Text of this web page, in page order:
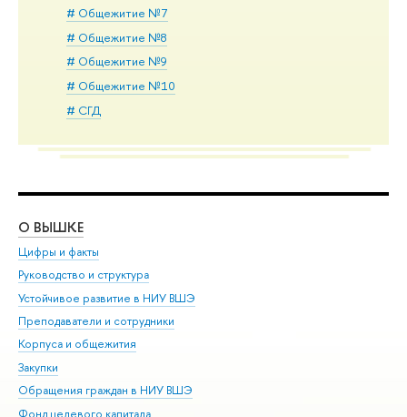
# Общежитие №7
# Общежитие №8
# Общежитие №9
# Общежитие №10
# СГД
О ВЫШКЕ
Цифры и факты
Руководство и структура
Устойчивое развитие в НИУ ВШЭ
Преподаватели и сотрудники
Корпуса и общежития
Закупки
Обращения граждан в НИУ ВШЭ
Фонд целевого капитала